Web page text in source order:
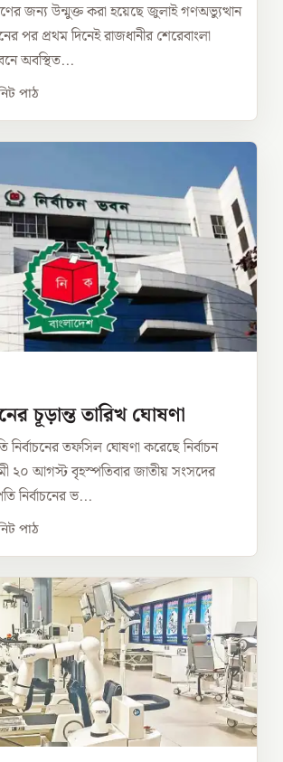
জন্য উন্মুক্ত করা হয়েছে জুলাই গণঅভ্যুত্থান
পর প্রথম দিনেই রাজধানীর শেরেবাংলা
অবস্থিত...
পাঠ
চূড়ান্ত তারিখ ঘোষণা
নির্বাচনের তফসিল ঘোষণা করেছে নির্বাচন
২০ আগস্ট বৃহস্পতিবার জাতীয় সংসদের
নির্বাচনের ভ...
পাঠ